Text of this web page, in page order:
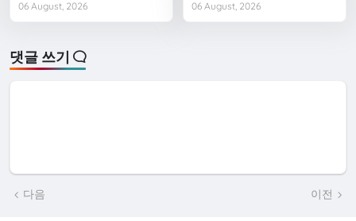
06 August, 2026 06 August, 2026
댓글 쓰기
다음 이전